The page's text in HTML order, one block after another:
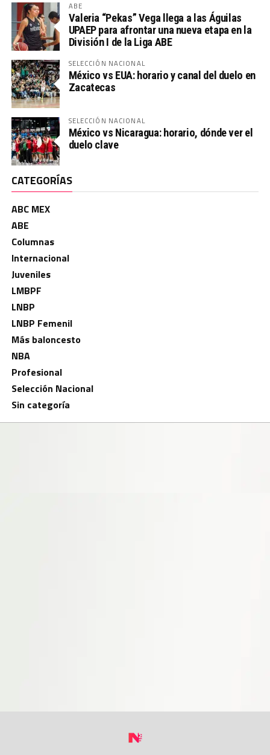
ABE
Valeria “Pekas” Vega llega a las Águilas
UPAEP para afrontar una nueva etapa en la
División I de la Liga ABE
SELECCIÓN NACIONAL
México vs EUA: horario y canal del duelo en
Zacatecas
SELECCIÓN NACIONAL
México vs Nicaragua: horario, dónde ver el
duelo clave
CATEGORÍAS
ABC MEX
ABE
Columnas
Internacional
Juveniles
LMBPF
LNBP
LNBP Femenil
Más baloncesto
NBA
Profesional
Selección Nacional
Sin categoría